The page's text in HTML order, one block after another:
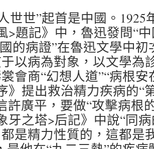
世世”起首是中國。1925
>題記》中，魯迅發問“
的病證”在魯迅文學中
以病為對象，以文學為
會商“幻想人道”“病根安
》提出救治精力疾病的“
許廣平，要做“攻擊病根
牙之塔>后記》中說“同
是精力性質的，這都是